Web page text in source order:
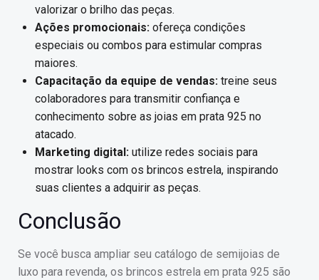
valorizar o brilho das peças.
Ações promocionais: ofereça condições
especiais ou combos para estimular compras
maiores.
Capacitação da equipe de vendas: treine seus
colaboradores para transmitir confiança e
conhecimento sobre as joias em prata 925 no
atacado.
Marketing digital: utilize redes sociais para
mostrar looks com os brincos estrela, inspirando
suas clientes a adquirir as peças.
Conclusão
Se você busca ampliar seu catálogo de semijoias de
luxo para revenda, os brincos estrela em prata 925 são